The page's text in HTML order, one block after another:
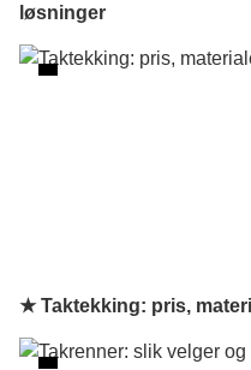
løsninger
★ Taktekking: pris,